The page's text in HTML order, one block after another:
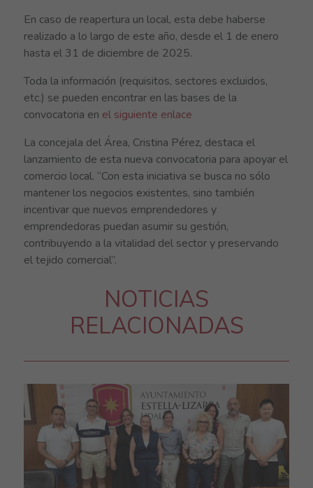
En caso de reapertura un local, esta debe haberse
realizado a lo largo de este año, desde el 1 de enero
hasta el 31 de diciembre de 2025.
Toda la información (requisitos, sectores excluidos,
etc.) se pueden encontrar en las bases de la
convocatoria en el siguiente enlace
La concejala del Área, Cristina Pérez, destaca el
lanzamiento de esta nueva convocatoria para apoyar el
comercio local. “Con esta iniciativa se busca no sólo
mantener los negocios existentes, sino también
incentivar que nuevos emprendedores y
emprendedoras puedan asumir su gestión,
contribuyendo a la vitalidad del sector y preservando
el tejido comercial”.
NOTICIAS
RELACIONADAS